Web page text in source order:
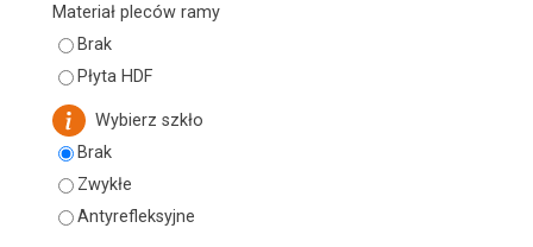
Wybierz szkło
Brak
Zwykłe
Antyrefleksyjne
Materiał pleców ramy
Brak
Płyta HDF